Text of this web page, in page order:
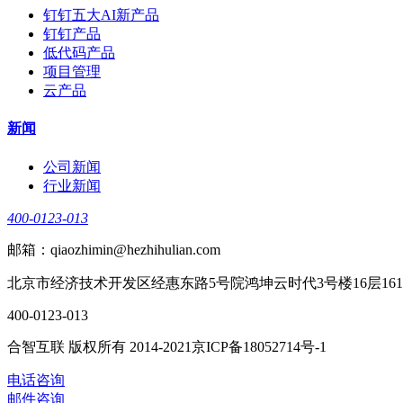
钉钉五大AI新产品
钉钉产品
低代码产品
项目管理
云产品
新闻
公司新闻
行业新闻
400-0123-013
邮箱：qiaozhimin@hezhihulian.com
北京市经济技术开发区经惠东路5号院鸿坤云时代3号楼16层
400-0123-013
合智互联 版权所有 2014-2021京ICP备18052714号-1
电话咨询
邮件咨询